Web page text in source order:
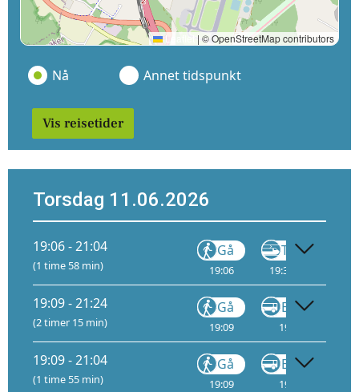
Leaflet | © OpenStreetMap contributors
Nå Annet tidspunkt
Vis reisetider
Torsdag 11.06.2026
19:06 - 21:04
(1 time 58 min)
Gå
19:06
Tog
19:36
19:09 - 21:24
(2 timer 15 min)
Gå
19:09
Buss
19:11
19:09 - 21:04
(1 time 55 min)
Gå
19:09
Buss
19:11